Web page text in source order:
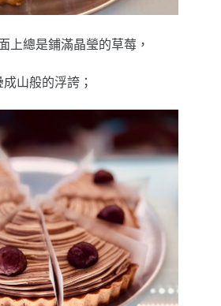
上總是鋪滿晶瑩的草莓，
山般的浮誇；